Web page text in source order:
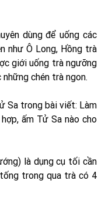
dùng để uống các
như Ô Long, Hồng trà
giới uống trà ngưỡng
chén trà ngon.
Sa trong bài viết: Làm
ấm Tử Sa nào cho
là dụng cụ tối cần
trong qua trà có 4